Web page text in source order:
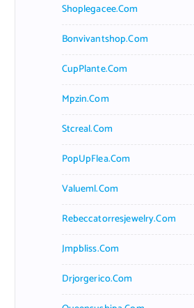
Shoplegacee.com
Bonvivantshop.com
CupPlante.com
Mpzin.com
Stcreal.com
PopUpFlea.com
Valueml.com
Rebeccatorresjewelry.com
Jmpbliss.com
Drjorgerico.com